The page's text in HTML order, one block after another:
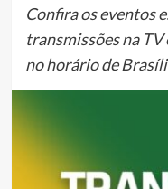
Confira os eventos
transmissões na
no horário de